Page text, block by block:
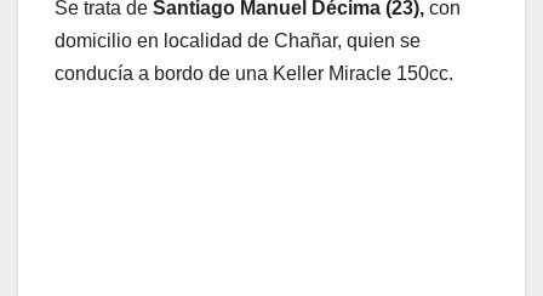
Se trata de Santiago Manuel Décima (23), con
domicilio en localidad de Chañar, quien se
conducía a bordo de una Keller Miracle 150cc.